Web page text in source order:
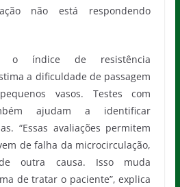
não está respondendo
o índice de resistência
a dificuldade de passagem
vasos. Testes com
ajudam a identificar
“Essas avaliações permitem
de falha da microcirculação,
outra causa. Isso muda
de tratar o paciente”, explica